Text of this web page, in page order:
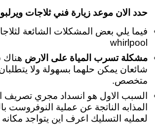
حدد الان موعد زيارة فني ثلاجات
فيما يلي بعض المشكلات الشائعة
whirlpool
مشكلة تسرب المياة على الارض هناك
شائعان يمكن حلهما بسهولة ولا
متخصص.
السبب الاول هو انسداد مجري تصريف
المذابه الناتجة عن عملية النوفروست
لعمليه التسليك اعرف اين يتواجد مكانه